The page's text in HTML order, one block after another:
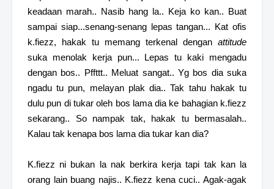
keadaan marah.. Nasib hang la.. Keja ko kan.. Buat
sampai siap...senang-senang lepas tangan... Kat ofis
k.fiezz, hakak tu memang terkenal dengan attitude
suka menolak kerja pun... Lepas tu kaki mengadu
dengan bos.. Pffttt.. Meluat sangat.. Yg bos dia suka
ngadu tu pun, melayan plak dia.. Tak tahu hakak tu
dulu pun di tukar oleh bos lama dia ke bahagian k.fiezz
sekarang.. So nampak tak, hakak tu bermasalah..
Kalau tak kenapa bos lama dia tukar kan dia?
K.fiezz ni bukan la nak berkira kerja tapi tak kan la
orang lain buang najis.. K.fiezz kena cuci.. Agak-agak